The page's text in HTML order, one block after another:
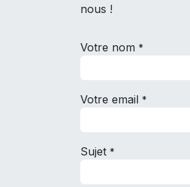
nous !
Votre nom *
Votre email *
Sujet *